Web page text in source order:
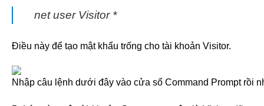
net user Visitor *
Điều này để tạo mật khẩu trống cho tài khoản Visitor.